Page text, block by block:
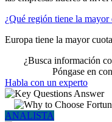
¿Qué región tiene la mayor
Europa tiene la mayor
¿Busca información
Póngase en
Habla con un experto
ANALISTA